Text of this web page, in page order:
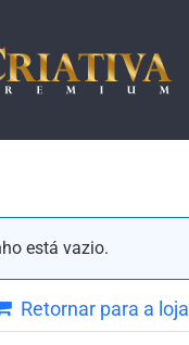
está vazio.
Retornar para a loja
Quem Somos